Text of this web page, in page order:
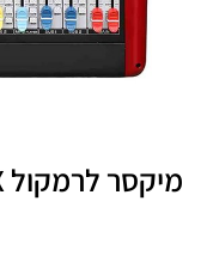
מיקסר לרמקול G series G10-DX